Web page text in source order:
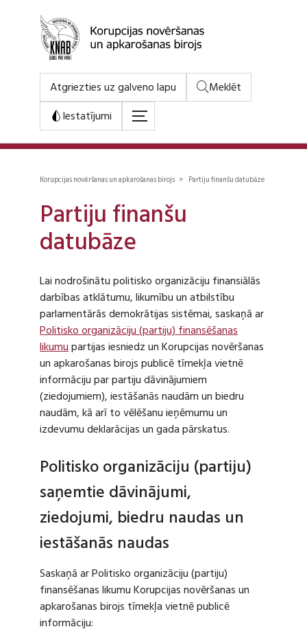
Atgriezties uz galveno lapu
Meklēt
Iestatījumi
Korupcijas novēršanas un apkarošanas birojs > Partiju finanšu datubāze
Partiju finanšu
datubāze
Lai nodrošinātu politisko organizāciju finansiālās
darbības atklātumu, likumību un atbilstību
parlamentārās demokrātijas sistēmai, saskaņā ar
Politisko organizāciju (partiju) finansēšanas
likumupartijas iesniedz un Korupcijas novēršanas
un apkarošanas birojs publicē tīmekļa vietnē
informāciju par partiju dāvinājumiem
(ziedojumiem), iestāšanās naudām un biedru
naudām, kā arī to vēlēšanu ieņēmumu un
izdevumu deklarācijas un gada pārskatus.
Politisko organizāciju (partiju)
saņemtie dāvinājumi,
ziedojumi, biedru naudas un
iestāšanās naudas
Saskaņā ar Politisko organizāciju (partiju)
finansēšanas likumu Korupcijas novēršanas un
apkarošanas birojs tīmekļa vietnē publicē
informāciju: